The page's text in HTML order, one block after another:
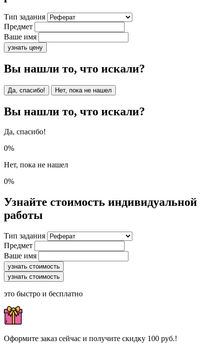
Тип задания
Предмет
Ваше имя
узнать цену
Вы нашли то, что искали?
Да, спасибо! Нет, пока не нашел
Вы нашли то, что искали?
Да, спасибо!
0%
Нет, пока не нашел
0%
Узнайте стоимость индивидуальной
работы
Тип задания
Предмет
Ваше имя
узнать стоимость
узнать стоимость
это быстро и бесплатно
Оформите заказ сейчас и получите скидку 100 руб.!